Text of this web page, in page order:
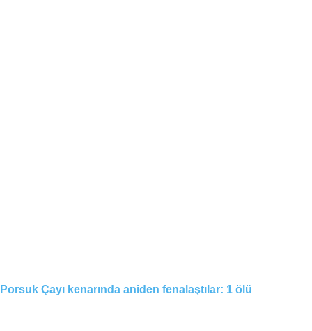
Porsuk Çayı kenarında aniden fenalaştılar: 1 ölü